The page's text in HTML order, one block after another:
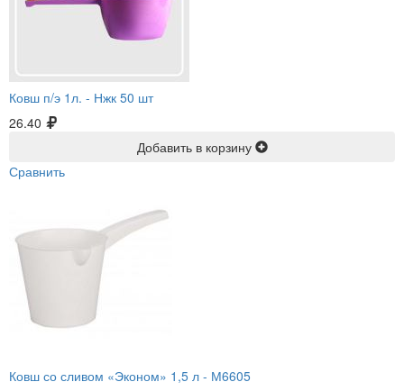
Ковш п/э 1л. - Нжк 50 шт
26.40
Добавить в корзину
Сравнить
Ковш со сливом «Эконом» 1,5 л - М6605